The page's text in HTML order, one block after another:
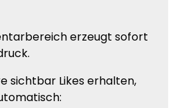
erzeugt sofort
sichtbar Likes erhalten,